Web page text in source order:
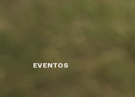
EVENTOS